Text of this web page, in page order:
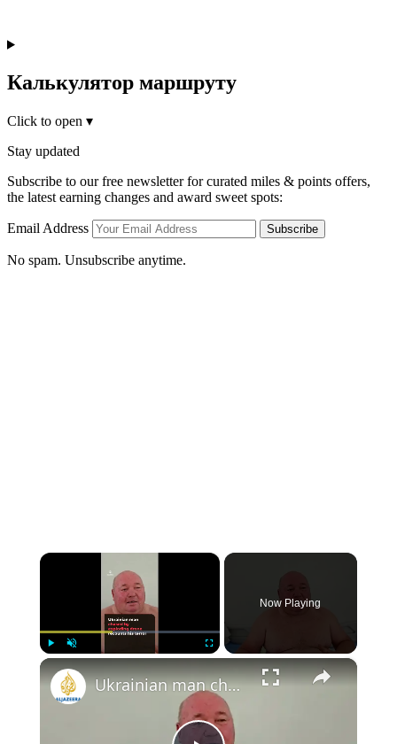
Калькулятор маршруту
Click to open ▾
Stay updated
Subscribe to our free newsletter for curated miles & points offers,
the latest earning changes and award sweet spots:
Email Address Subscribe
No spam. Unsubscribe anytime.
×
Now Playing
×
Ukrainian man chased by exploding drone recounts his terror